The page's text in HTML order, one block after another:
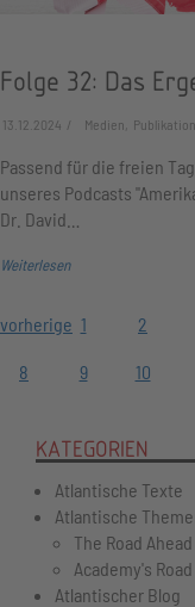
Folge 32: Das
13.12.2024 Medien,
Passend für die freien
unseres Podcasts
Dr. David…
Weiterlesen
vorherige 1 2
8 9 10
KATEGORIEN
Atlantische Texte
Atlantische
The Road
Academy's
Atlantischer Blog